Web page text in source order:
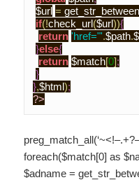
$url = get_str_between
if(!check_url($url)){
return 'href="'.$path.
}else{
return $match[0];
}
},$html);
?>
foreach($match[0] as
$adname =